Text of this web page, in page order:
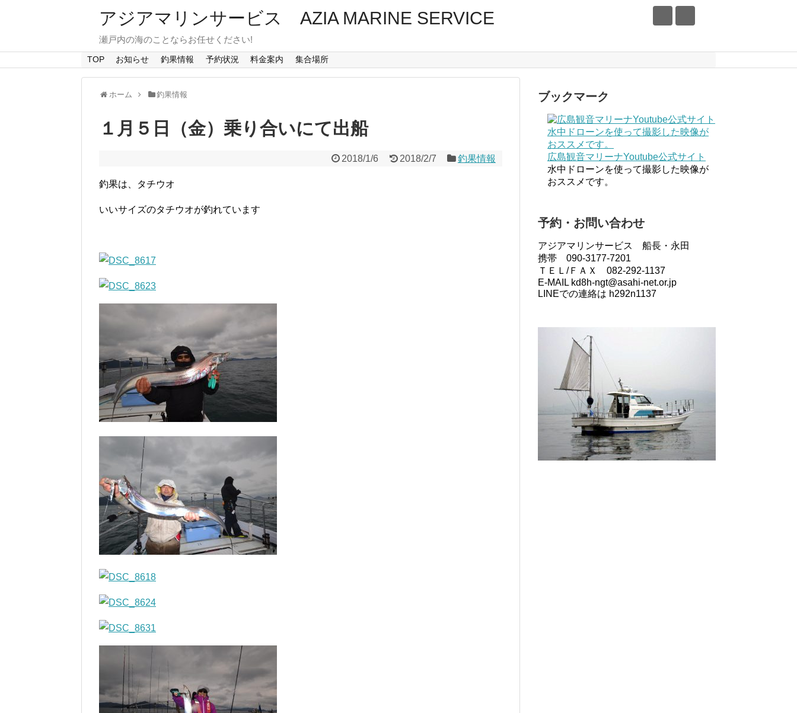
アジアマリンサービス AZIA MARINE SERVICE
瀬戸内の海のことならお任せください!
TOP お知らせ 釣果情報 予約状況 料金案内 集合場所
ホーム 釣果情報
１月５日（金）乗り合いにて出船
2018/1/6 2018/2/7 釣果情報
釣果は、タチウオ
いいサイズのタチウオが釣れています
ブックマーク
広島観音マリーナYoutube公式サイト
水中ドローンを使って撮影した映像が
おススメです。
予約・お問い合わせ
アジアマリンサービス 船長・永田
携帯 090-3177-7201
ＴＥＬ/ＦＡＸ 082-292-1137
E-MAIL kd8h-ngt@asahi-net.or.jp
LINEでの連絡は h292n1137